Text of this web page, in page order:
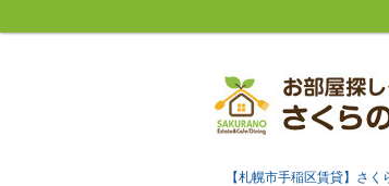
【札幌市手稲区賃貸】さく